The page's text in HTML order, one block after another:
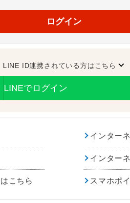
ログイン
LINE ID連携されている方はこちら
LINEでログイン
インター
インター
こちら スマホポ